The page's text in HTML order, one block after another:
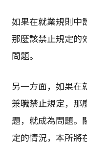
如果在就業規則中
那麼該禁止規定的
問題。
另一方面，如果在
兼職禁止規定，那
題，就成為問題。
定的情況，本所將